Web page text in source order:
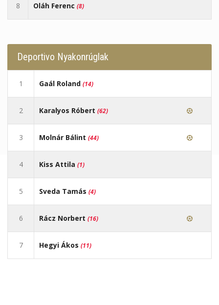
8 Oláh Ferenc (8)
Deportivo Nyakonrúglak
1 Gaál Roland (14)
2 Karalyos Róbert (62)
3 Molnár Bálint (44)
4 Kiss Attila (1)
5 Sveda Tamás (4)
6 Rácz Norbert (16)
7 Hegyi Ákos (11)